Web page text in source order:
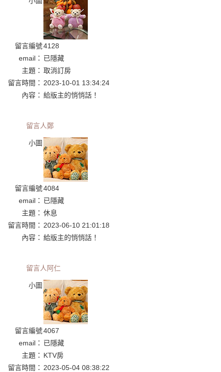
留言編號4128
email： 已隱藏
主題： 取消訂房
留言時間： 2023-10-01 13:34:24
內容： 給版主的悄悄話！
留言人鄭
小圖
留言編號4084
email： 已隱藏
主題： 休息
留言時間： 2023-06-10 21:01:18
內容： 給版主的悄悄話！
留言人 阿仁
小圖
留言編號4067
email： 已隱藏
主題： KTV房
留言時間： 2023-05-04 08:38:22